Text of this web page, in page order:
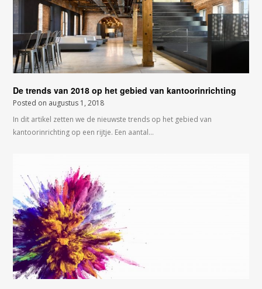
De trends van 2018 op het gebied van kantoorinrichting
Posted on augustus 1, 2018
In dit artikel zetten we de nieuwste trends op het gebied van
kantoorinrichting op een rijtje. Een aantal…